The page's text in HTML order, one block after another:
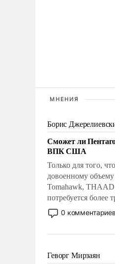
МНЕНИЯ
Борис
Сможет ли
ВПК США
Только для того,
довоенному объему
Tomahawk,
потребуется более
небольшая война с
опустошила
уязвимости США,
0 комментариев
Геворг Мирзаян